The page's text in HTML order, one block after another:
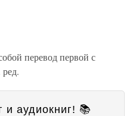
перевод первой с
и аудиокниг! 📚